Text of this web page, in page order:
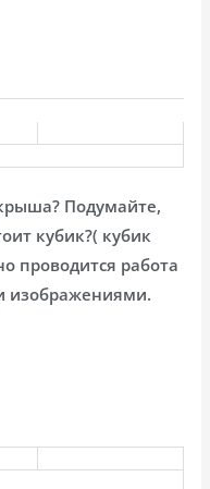
Подумайте,
кубик?( кубик
проводится работа
изображениями.